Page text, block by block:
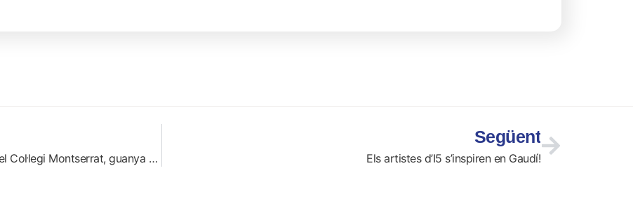
Guillem Cano García, alumne de 4t d’ESO del Col·legi Montserrat, guanya els Jocs Florals escolars del Vallès Occidental
Següent
Els artistes d’I5 s’inspiren en Gaudí!